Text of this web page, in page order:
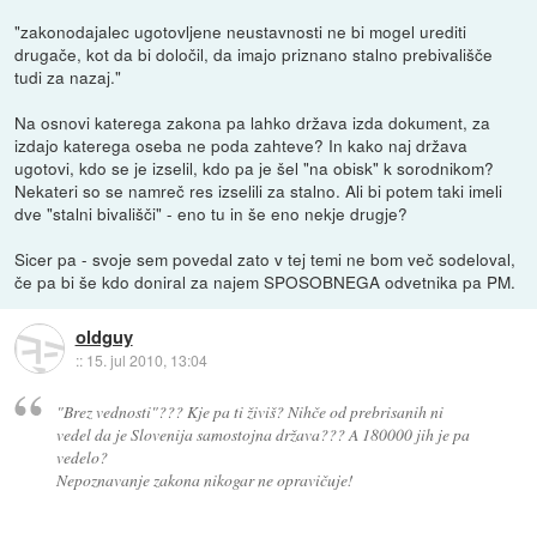
"zakonodajalec ugotovljene neustavnosti ne bi mogel urediti
drugače, kot da bi določil, da imajo priznano stalno prebivališče
tudi za nazaj."
Na osnovi katerega zakona pa lahko država izda dokument, za
izdajo katerega oseba ne poda zahteve? In kako naj država
ugotovi, kdo se je izselil, kdo pa je šel "na obisk" k sorodnikom?
Nekateri so se namreč res izselili za stalno. Ali bi potem taki imeli
dve "stalni bivališči" - eno tu in še eno nekje drugje?
Sicer pa - svoje sem povedal zato v tej temi ne bom več sodeloval,
če pa bi še kdo doniral za najem SPOSOBNEGA odvetnika pa PM.
oldguy
:: 15. jul 2010, 13:04
"Brez vednosti"??? Kje pa ti živiš? Nihče od prebrisanih ni
vedel da je Slovenija samostojna država??? A 180000 jih je pa
vedelo?
Nepoznavanje zakona nikogar ne opravičuje!